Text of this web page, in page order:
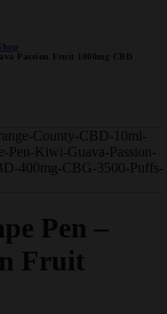
Passion Fruit 1000mg CBD
Pen –
Fruit